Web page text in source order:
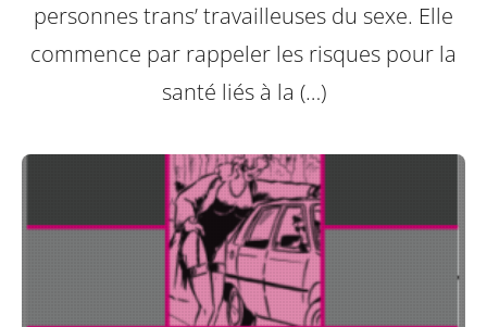
personnes trans’ travailleuses du sexe. Elle
commence par rappeler les risques pour la
santé liés à la (…)